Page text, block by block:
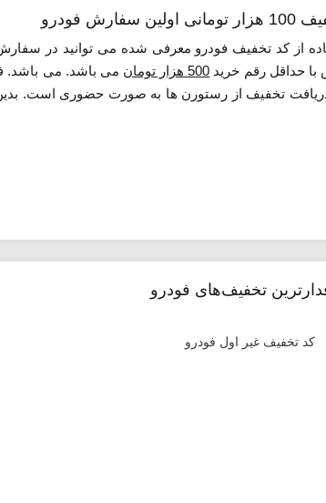
سفارش فودرو
از کد تخفیف فودرو معرفی شده می توانید در
حداقل رقم خرید 500 هزار تومان
می باشد. می باشد.
تخفیف از رستورن ها به صورت حضوری است.
کردن رقم فاکتور، میزان تخفیف رستوران به صورت
تخفیف‌های فودرو
کد تخفیف غیر اول فودرو